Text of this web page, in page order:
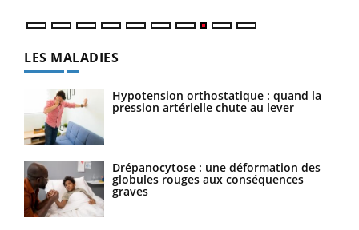
LES MALADIES
Hypotension orthostatique : quand la
pression artérielle chute au lever
Drépanocytose : une déformation des
globules rouges aux conséquences
graves